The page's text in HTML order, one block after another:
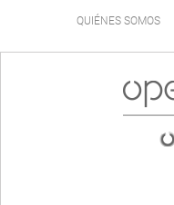
QUIÉNES SOMOS